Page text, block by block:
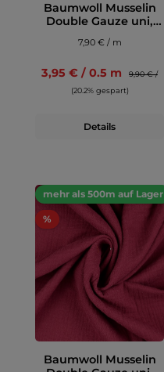
Baumwoll Musselin
Double Gauze uni,
altrosa
7,90 € / m
3,95 € / 0.5 m
9,90 € /
(20.2% gespart)
Details
mehr als 500m auf Lager
%
Baumwoll Musselin